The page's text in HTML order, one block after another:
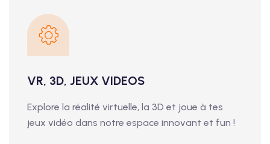
VR, 3D, JEUX VIDEOS
Explore la réalité virtuelle, la 3D et joue à tes
jeux vidéo dans notre espace innovant et fun !